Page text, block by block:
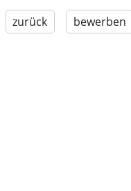
zurück bewerben